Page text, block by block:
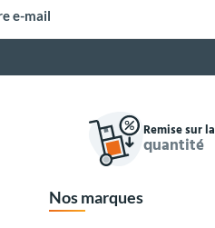
Remise sur la
quantité
Nos marques